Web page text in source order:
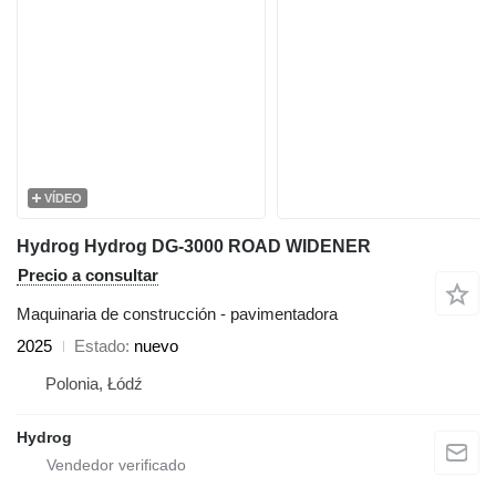
VÍDEO
Hydrog Hydrog DG-3000 ROAD WIDENER
Precio a consultar
Maquinaria de construcción - pavimentadora
2025
Estado nuevo
Polonia, Łódź
Hydrog